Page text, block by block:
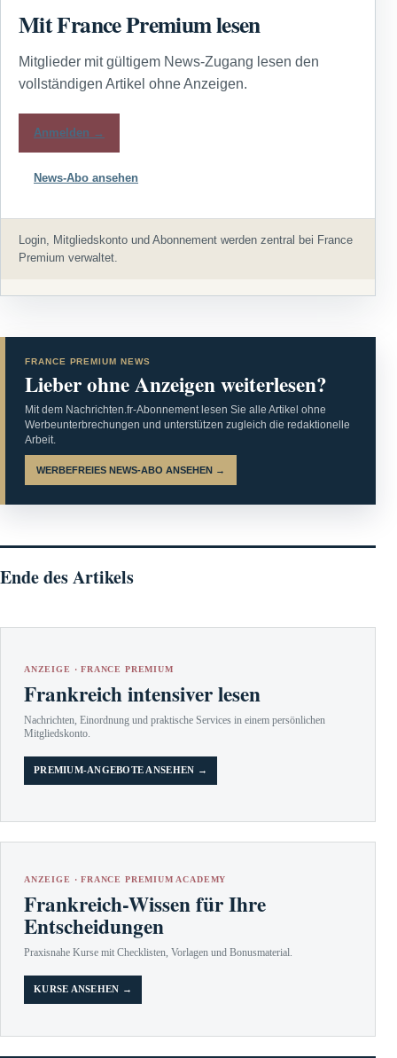
Mit France Premium lesen
Mitglieder mit gültigem News-Zugang lesen den
vollständigen Artikel ohne Anzeigen.
Anmelden →
News-Abo ansehen
Login, Mitgliedskonto und Abonnement werden zentral bei France
Premium verwaltet.
FRANCE PREMIUM NEWS
Lieber ohne Anzeigen weiterlesen?
Mit dem Nachrichten.fr-Abonnement lesen Sie alle Artikel ohne
Werbeunterbrechungen und unterstützen zugleich die redaktionelle
Arbeit.
WERBEFREIES NEWS-ABO ANSEHEN →
Ende des Artikels
ANZEIGE · FRANCE PREMIUM
Frankreich intensiver lesen
Nachrichten, Einordnung und praktische Services in einem persönlichen
Mitgliedskonto.
PREMIUM-ANGEBOTE ANSEHEN →
ANZEIGE · FRANCE PREMIUM ACADEMY
Frankreich-Wissen für Ihre
Entscheidungen
Praxisnahe Kurse mit Checklisten, Vorlagen und Bonusmaterial.
KURSE ANSEHEN →